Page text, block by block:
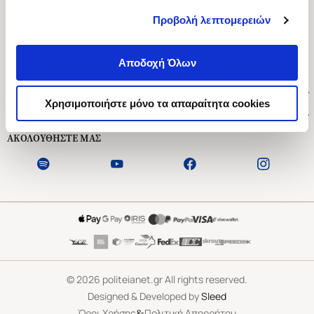
Προβολή λεπτομερειών
Αποδοχή Όλων
Χρησιμοποιήστε μόνο τα απαραίτητα cookies
Ασκληπιού 1-3, Αθήνα 106 79
Δευτέρα - Παρασκευή 09:00-21:00
Εξυπηρέτηση Πελατών
ΑΚΟΛΟΥΘΗΣΤΕ ΜΑΣ
©2026 politeianet.gr All rights reserved.
Designed & Developed bySleed